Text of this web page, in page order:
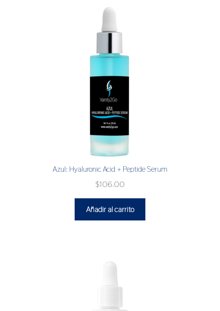
Azul: Hyaluronic Acid + Peptide Serum
$106.00
Añadir al carrito